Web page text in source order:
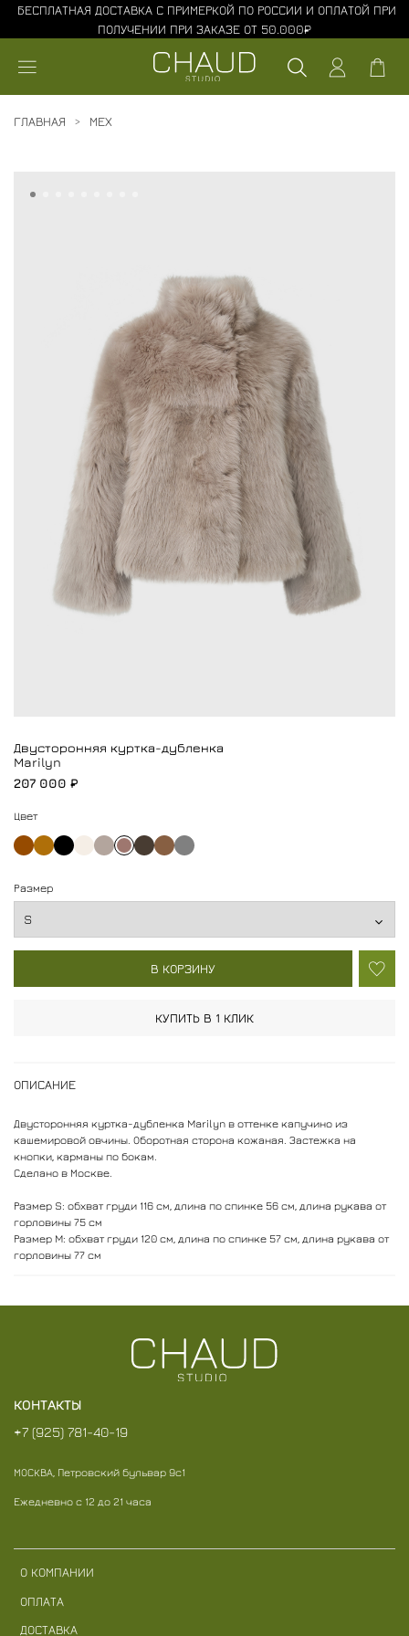
БЕСПЛАТНАЯ ДОСТАВКА С ПРИМЕРКОЙ ПО РОССИИ И ОПЛАТОЙ ПРИ
ПОЛУЧЕНИИ ПРИ ЗАКАЗЕ ОТ 50.000₽
ГЛАВНАЯ МЕХ
Двусторонняя куртка-дубленка
Marilyn
207 000 ₽
В КОРЗИНУ
КУПИТЬ В 1 КЛИК
Цвет
Размер
ОПИСАНИЕ
Двусторонняя куртка-дубленка Marilyn в оттенке капучино из
кашемировой овчины. Оборотная сторона кожаная. Застежка на
кнопки, карманы по бокам.
Сделано в Москве.
Размер S: обхват груди 116 см, длина по спинке 56 см, длина рукава от
горловины 75 см
Размер M: обхват груди 120 см, длина по спинке 57 см, длина рукава от
горловины 77 см
О КОМПАНИИ
ОПЛАТА
ДОСТАВКА
КОНТАКТЫ
+7 (925) 781-40-19
МОСКВА, Петровский бульвар 9с1
Ежедневно с 12 до 21 часа